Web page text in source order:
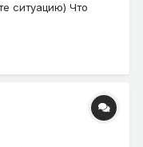
ситуацию) Что